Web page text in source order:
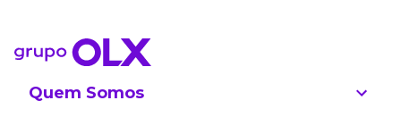
Quem Somos